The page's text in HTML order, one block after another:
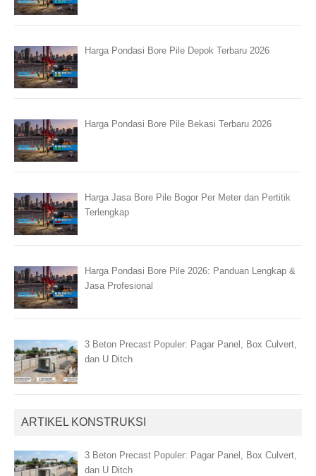
Harga Pondasi Bore Pile Depok Terbaru 2026
Harga Pondasi Bore Pile Bekasi Terbaru 2026
Harga Jasa Bore Pile Bogor Per Meter dan Pertitik
Terlengkap
Harga Pondasi Bore Pile 2026: Panduan Lengkap &
Jasa Profesional
3 Beton Precast Populer: Pagar Panel, Box Culvert,
dan U Ditch
ARTIKEL KONSTRUKSI
3 Beton Precast Populer: Pagar Panel, Box Culvert,
dan U Ditch